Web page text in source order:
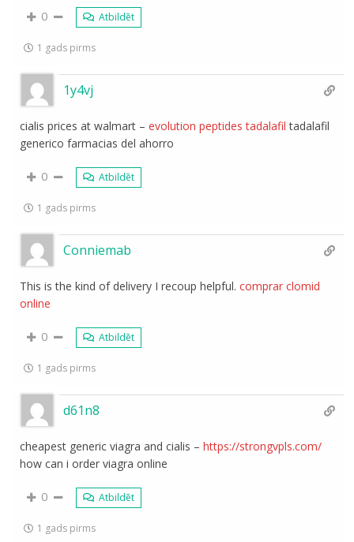
0 Atbildēt
1 gads pirms
1y4vj
cialis prices at walmart –evolution peptides tadalafil tadalafil
generico farmacias del ahorro
0 Atbildēt
1 gads pirms
Conniemab
This is the kind of delivery I recoup helpful.comprar clomid
online
0 Atbildēt
1 gads pirms
d61n8
cheapest generic viagra and cialis –https://strongvpls.com/
how can i order viagra online
0 Atbildēt
1 gads pirms